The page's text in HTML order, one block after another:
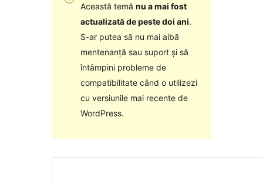
Această temă nu a mai fost
actualizată de peste doi ani.
S-ar putea să nu mai aibă
mentenanță sau suport și să
întâmpini probleme de
compatibilitate când o utilizezi
cu versiunile mai recente de
WordPress.